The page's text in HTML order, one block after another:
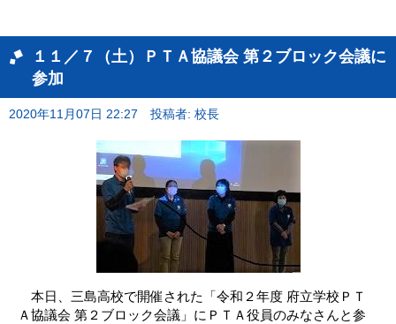
１１／７（土）ＰＴＡ協議会 第２ブロック会議に
参加
2020年11月07日 22:27 投稿者: 校長
本日、三島高校で開催された「令和２年度 府立学校ＰＴ
Ａ協議会 第２ブロック会議」にＰＴＡ役員のみなさんと参